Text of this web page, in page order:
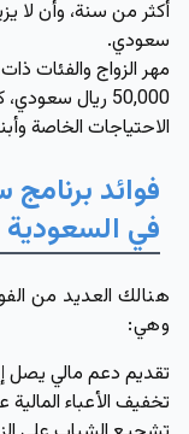
سعودي.
مهر الزواج والفئات ذات
50,000 ريال
الاحتياجات الخاصة
فوائد
في السعودية
هنالك العديد من
وهي:
تقديم دعم مالي يصل إلى 20,000 ريال
تخفيف الأعباء المالية